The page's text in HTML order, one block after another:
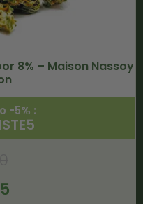
8% – Maison Nassoy
-5% :